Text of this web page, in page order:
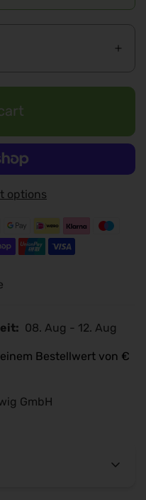
options
08. Aug - 12. Aug
Bestellwert von €
GmbH